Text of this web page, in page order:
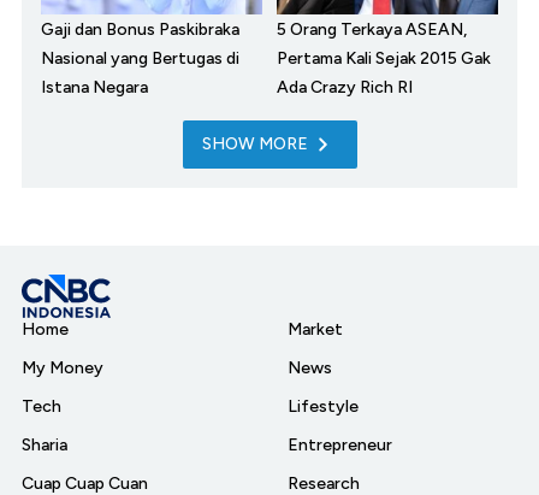
Gaji dan Bonus Paskibraka
Nasional yang Bertugas di
Istana Negara
5 Orang Terkaya ASEAN,
Pertama Kali Sejak 2015 Gak
Ada Crazy Rich RI
SHOW MORE
Home
My Money
Tech
Sharia
Cuap Cuap Cuan
Market
News
Lifestyle
Entrepreneur
Research